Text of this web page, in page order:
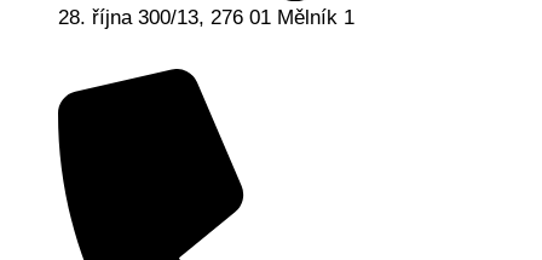
28. října 300/13, 276 01 Mělník 1